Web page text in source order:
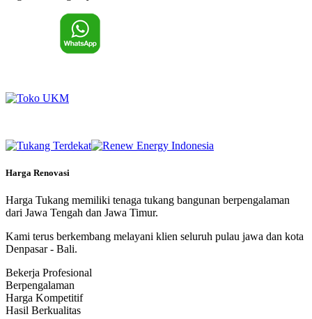
Harga Renovasi
Harga Tukang memiliki tenaga tukang bangunan berpengalaman
dari Jawa Tengah dan Jawa Timur.
Kami terus berkembang melayani klien seluruh pulau jawa dan kota
Denpasar - Bali.
Bekerja Profesional
Berpengalaman
Harga Kompetitif
Hasil Berkualitas